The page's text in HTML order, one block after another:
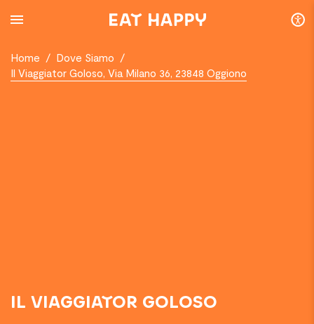
TO
Home / Dove Siamo /
Il Viaggiator Goloso, Via Milano 36, 23848 Oggiono
IL VIAGGIATOR GOLOSO